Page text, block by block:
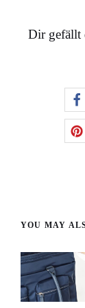
Dir gefällt
YOU MAY